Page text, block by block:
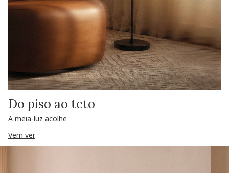
Do piso ao teto
A meia-luz acolhe
Vem ver